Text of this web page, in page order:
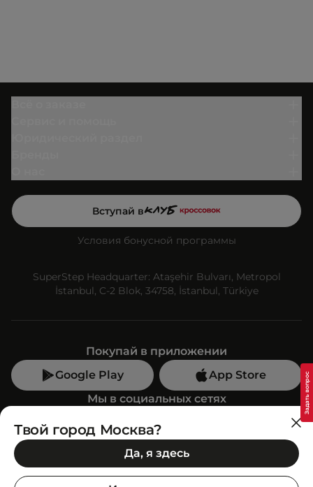
Вступай в
Условия бонусной программы
SuperStep Headquarter: Ataşehir Bulvarı, Metropol
İstanbul, C-2 Blok, 34758, İstanbul, Türkiye
Покупай в приложении
Google Play
App Store
Мы в социальных сетях
Позвони нам
+7 (499) 350-55-33
C 10:00 до 19:00
Твой город Москва?
Да, я здесь